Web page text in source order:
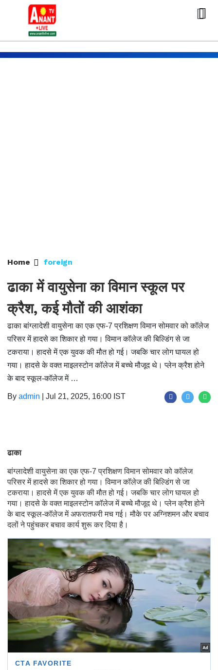
Home foreign
ढाका में वायुसेना का विमान स्कूल पर
क्रैश, कई मौतों की आशंका
ढाका बांग्लादेशी वायुसेना का एक एफ-7 प्रशिक्षण विमान सोमवार को कॉलेज
परिसर में हादसे का शिकार हो गया। विमान कॉलेज की बिल्डिंग से जा
टकराया। हादसे में एक युवक की मौत हो गई। जबकि चार लोग घायल हो
गया। हादसे के वक्त माइलस्टोन कॉलेज में बच्चे मौजूद थे। प्लेन क्रैश होने
के बाद स्कूल-कॉलेज में …
By admin Jul 21, 2025, 16:00 IST
ढाका
बांग्लादेशी वायुसेना का एक एफ-7 प्रशिक्षण विमान सोमवार को कॉलेज
परिसर में हादसे का शिकार हो गया। विमान कॉलेज की बिल्डिंग से जा
टकराया। हादसे में एक युवक की मौत हो गई। जबकि चार लोग घायल हो
गया। हादसे के वक्त माइलस्टोन कॉलेज में बच्चे मौजूद थे। प्लेन क्रैश होने
के बाद स्कूल-कॉलेज में अफरातफरी मच गई। मौके पर अग्निशमन और बचाव
दलों ने पहुंचकर बचाव कार्य शुरू कर दिया है।